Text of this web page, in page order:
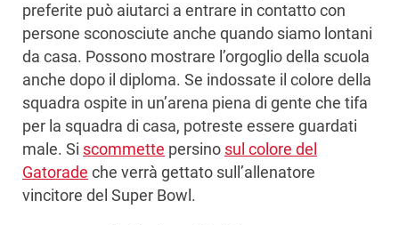
preferite può aiutarci a entrare in contatto con
persone sconosciute anche quando siamo lontani
da casa. Possono mostrare l’orgoglio della scuola
anche dopo il diploma. Se indossate il colore della
squadra ospite in un’arena piena di gente che tifa
per la squadra di casa, potreste essere guardati
male. Si scommette persino sul colore del
Gatorade che verrà gettato sull’allenatore
vincitore del Super Bowl.